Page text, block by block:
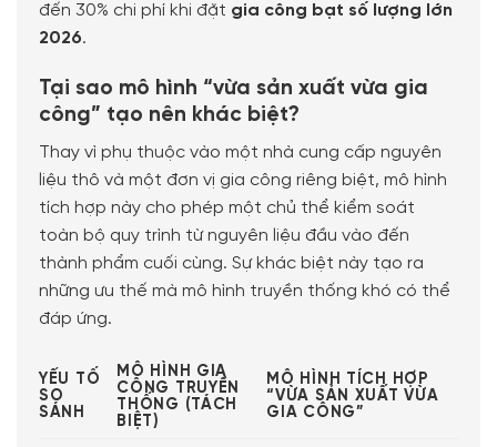
đến 30% chi phí khi đặt gia công bạt số lượng lớn
2026.
Tại sao mô hình “vừa sản xuất vừa gia
công” tạo nên khác biệt?
Thay vì phụ thuộc vào một nhà cung cấp nguyên
liệu thô và một đơn vị gia công riêng biệt, mô hình
tích hợp này cho phép một chủ thể kiểm soát
toàn bộ quy trình từ nguyên liệu đầu vào đến
thành phẩm cuối cùng. Sự khác biệt này tạo ra
những ưu thế mà mô hình truyền thống khó có thể
đáp ứng.
YẾU TỐ
SO
SÁNH
MÔ HÌNH GIA
CÔNG TRUYỀN
THỐNG (TÁCH
BIỆT)
MÔ HÌNH TÍCH HỢP
“VỪA SẢN XUẤT VỪA
GIA CÔNG”